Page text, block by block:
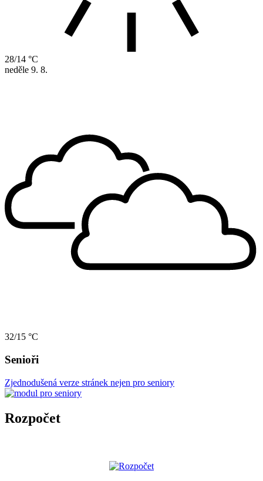
28/14 °C
neděle 9. 8.
32/15 °C
Senioři
Zjednodušená verze stránek nejen pro seniory
Rozpočet